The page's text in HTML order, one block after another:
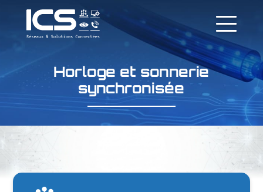
Horloge et sonnerie
synchronisée